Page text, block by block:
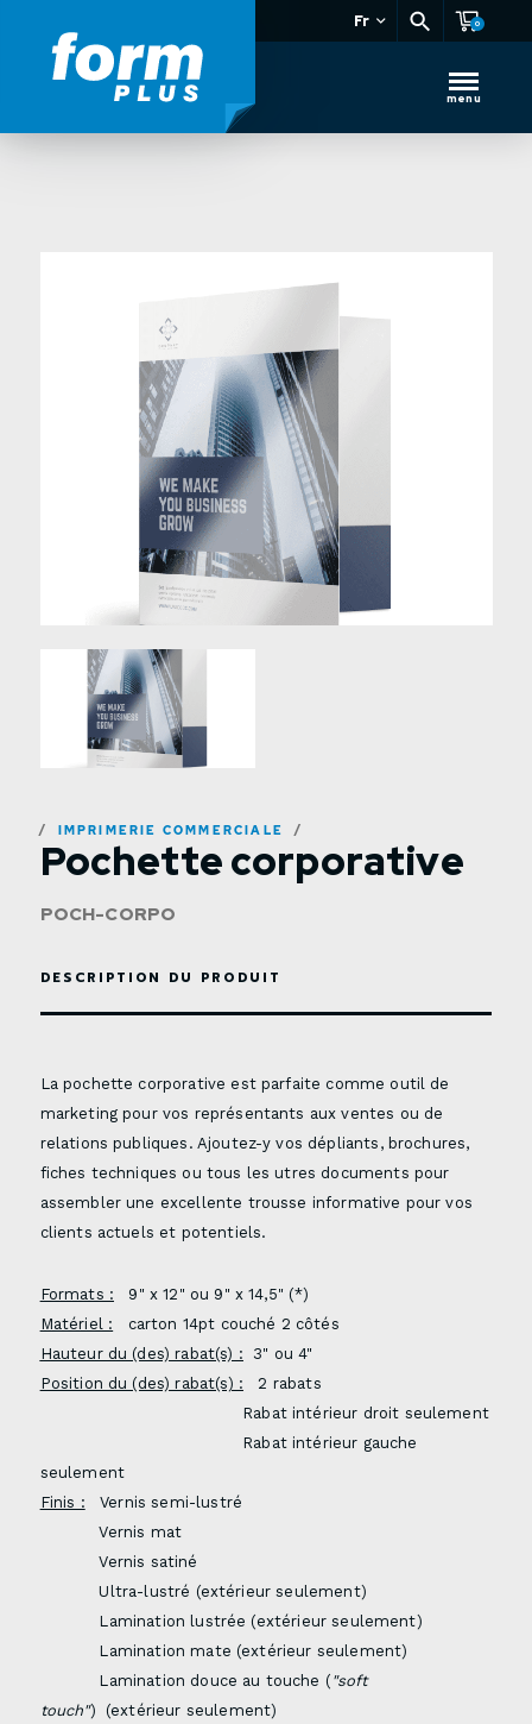
Fr 0
menu
IMPRIMERIE COMMERCIALE
Pochette corporative
POCH-CORPO
DESCRIPTION DU PRODUIT
La pochette corporative est parfaite comme outil de
marketing pour vos représentants aux ventes ou de
relations publiques. Ajoutez-y vos dépliants, brochures,
fiches techniques ou tous les utres documents pour
assembler une excellente trousse informative pour vos
clients actuels et potentiels.
Formats : 9" x 12" ou 9" x 14,5" (*)
Matériel : carton 14pt couché 2 côtés
Hauteur du (des) rabat(s) : 3" ou 4"
Position du (des) rabat(s) : 2 rabats
Rabat intérieur droit seulement
Rabat intérieur gauche
seulement
Finis : Vernis semi-lustré
Vernis mat
Vernis satiné
Ultra-lustré (extérieur seulement)
Lamination lustrée (extérieur seulement)
Lamination mate (extérieur seulement)
Lamination douce au touche ( "soft
touch") (extérieur seulement)